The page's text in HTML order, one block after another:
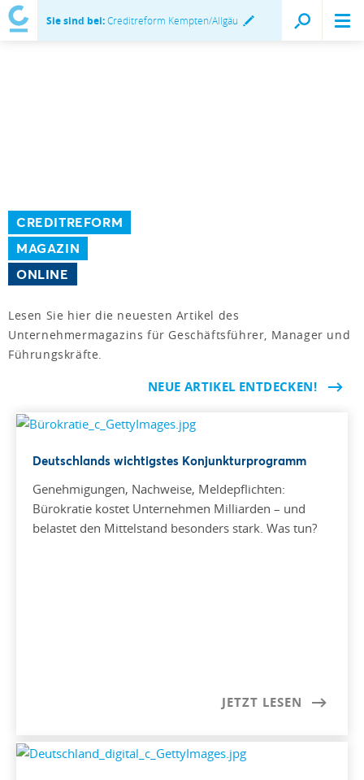
Sie sind bei:Creditreform Kempten/Allgäu
CREDITREFORM
MAGAZIN
ONLINE
Lesen Sie hier die neuesten Artikel des
Unternehmermagazins für Geschäftsführer, Manager und
Führungskräfte.
NEUE ARTIKEL ENTDECKEN!
Deutschlands wichtigstes Konjunkturprogramm
Genehmigungen, Nachweise, Meldepflichten:
Bürokratie kostet Unternehmen Milliarden – und
belastet den Mittelstand besonders stark. Was tun?
JETZT LESEN